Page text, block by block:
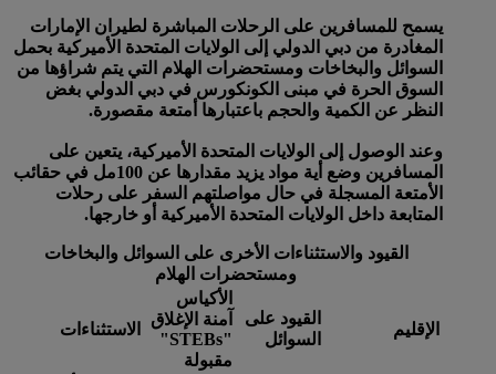
يسمح للمسافرين على الرحلات المباشرة لطيران الإمارات
المغادرة من دبي الدولي إلى الولايات المتحدة الأميركية بحمل
السوائل والبخاخات ومستحضرات الهلام التي يتم شراؤها من
السوق الحرة في مبنى الكونكورس في دبي الدولي بغض
النظر عن الكمية والحجم باعتبارها أمتعة مقصورة.
وعند الوصول إلى الولايات المتحدة الأميركية، يتعين على
المسافرين وضع أية مواد يزيد مقدارها عن 100مل في حقائب
الأمتعة المسجلة في حال مواصلتهم السفر على رحلات
المتابعة داخل الولايات المتحدة الأميركية أو خارجها.
القيود والاستثناءات الأخرى على السوائل والبخاخات
ومستحضرات الهلام
الإقليم
القيود على
السوائل
الأكياس
آمنة الإغلاق
"STEBs"
مقبولة
الاستثناءات